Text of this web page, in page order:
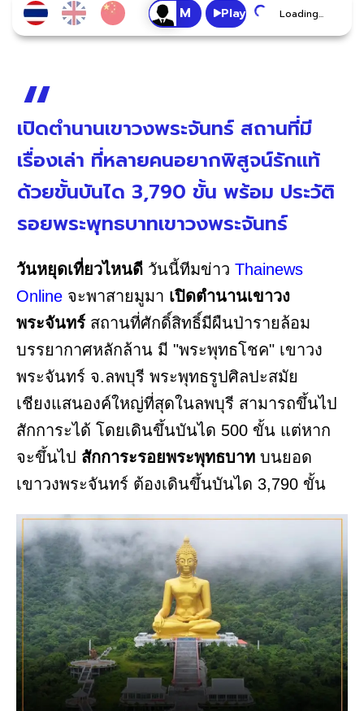
Play Loading...
เปิดตำนานเขาวงพระจันทร์ สถานที่มี
เรื่องเล่า ที่หลายคนอยากพิสูจน์รักแท้
ด้วยขั้นบันได 3,790 ขั้น พร้อม ประวัติ
รอยพระพุทธบาทเขาวงพระจันทร์
วันหยุดเที่ยวไหนดี วันนี้ทีมข่าว Thainews
Online จะพาสายมูมา เปิดตำนานเขาวง
พระจันทร์ สถานที่ศักดิ์สิทธิ์มีผืนป่ารายล้อม
บรรยากาศหลักล้าน มี "พระพุทธโชค" เขาวง
พระจันทร์ จ.ลพบุรี พระพุทธรูปศิลปะสมัย
เชียงแสนองค์ใหญ่ที่สุดในลพบุรี สามารถขึ้นไป
สักการะได้ โดยเดินขึ้นบันได 500 ขั้น แต่หาก
จะขึ้นไป สักการะรอยพระพุทธบาท บนยอด
เขาวงพระจันทร์ ต้องเดินขึ้นบันได 3,790 ขั้น